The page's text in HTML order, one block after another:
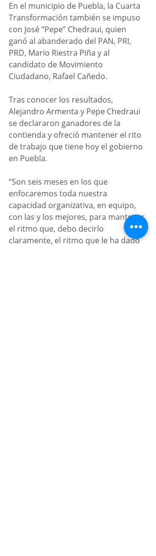
En el municipio de Puebla, la Cuarta
Transformación también se impuso
con José “Pepe” Chedraui, quien
ganó al abanderado del PAN, PRI,
PRD, Mario Riestra Piña y al
candidato de Movimiento
Ciudadano, Rafael Cañedo.
Tras conocer los resultados,
Alejandro Armenta y Pepe Chedraui
se declararon ganadores de la
contienda y ofreció mantener el rito
de trabajo que tiene hoy el gobierno
en Puebla.
“Son seis meses en los que
enfocaremos toda nuestra
capacidad organizativa, en equipo,
con las y los mejores, para mantener
el ritmo que, debo decirlo
claramente, el ritmo que le ha dado